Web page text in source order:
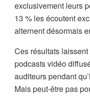
exclusivement leurs
13 % les écoutent
alternent désormais
Ces résultats
podcasts vidéo
auditeurs pendant
Mais peut-être pas